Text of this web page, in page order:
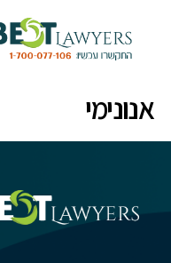
אנונימי